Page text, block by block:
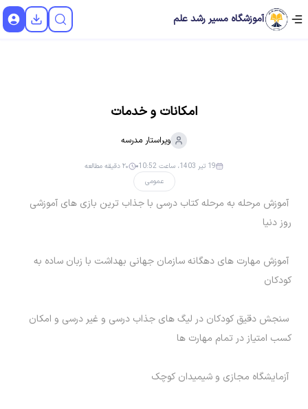
آموزشگاه مسیر رشد علم
امکانات و خدمات
ویراستار مدرسه
عمومی
19 تیر 1403، ساعت 10:52 ۲۰ دقیقه مطالعه
آموزش مرحله به مرحله کتاب درسی با جذاب ترین بازی های آموزشی
روز دنیا
آموزش مهارت های دهگانه سازمان جهانی بهداشت با زبان ساده به
کودکان
سنجش دقیق کودکان در لیگ های جذاب درسی و غیر درسی و امکان
کسب امتیاز در تمام مهارت ها
آزمایشگاه مجازی و شیمیدان کوچک